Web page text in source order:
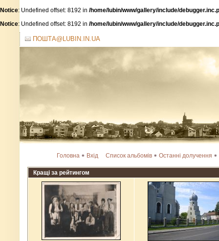
Notice: Undefined offset: 8192 in /home/lubin/www/gallery/include/
Notice: Undefined offset: 8192 in /home/lubin/www/gallery/include/
ПОШТА@LUBIN.IN.UA
Головна Вхід Список альбомів Останні долучення
Кращі за рейтингом